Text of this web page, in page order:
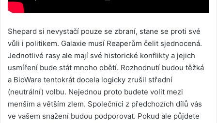
Shepard si nevystačí pouze se zbraní, stane se proti své
vůli i politikem. Galaxie musí Reaperům čelit sjednocená.
Jednotlivé rasy ale mají své historické konflikty a jejich
usmíření bude stát mnoho obětí. Rozhodnutí budou těžká
a BioWare tentokrát docela logicky zrušil střední
(neutrální) volbu. Nejednou proto budete volit mezi
menším a větším zlem. Společníci z předchozích dílů vás
ve vašem snažení budou podporovat. Pokud ale půjdete